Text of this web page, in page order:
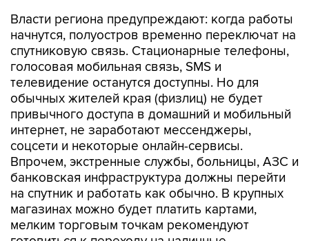
Власти региона предупреждают: когда работы
начнутся, полуостров временно переключат на
спутниковую связь. Стационарные телефоны,
голосовая мобильная связь, SMS и
телевидение останутся доступны. Но для
обычных жителей края (физлиц) не будет
привычного доступа в домашний и мобильный
интернет, не заработают мессенджеры,
соцсети и некоторые онлайн-сервисы.
Впрочем, экстренные службы, больницы, АЗС и
банковская инфраструктура должны перейти
на спутник и работать как обычно. В крупных
магазинах можно будет платить картами,
мелким торговым точкам рекомендуют